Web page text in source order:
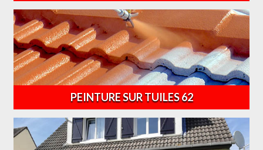
PEINTURE SUR TUILES 62